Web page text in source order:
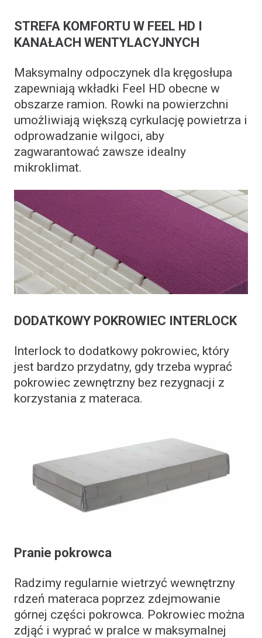
STREFA KOMFORTU W FEEL HD I
KANAŁACH WENTYLACYJNYCH
Maksymalny odpoczynek dla kręgosłupa
zapewniają wkładki Feel HD obecne w
obszarze ramion. Rowki na powierzchni
umożliwiają większą cyrkulację powietrza i
odprowadzanie wilgoci, aby
zagwarantować zawsze idealny
mikroklimat.
DODATKOWY POKROWIEC INTERLOCK
Interlock to dodatkowy pokrowiec, który
jest bardzo przydatny, gdy trzeba wyprać
pokrowiec zewnętrzny bez rezygnacji z
korzystania z materaca.
Pranie pokrowca
Radzimy regularnie wietrzyć wewnętrzny
rdzeń materaca poprzez zdejmowanie
górnej części pokrowca. Pokrowiec można
zdjąć i wyprać w pralce w maksymalnej